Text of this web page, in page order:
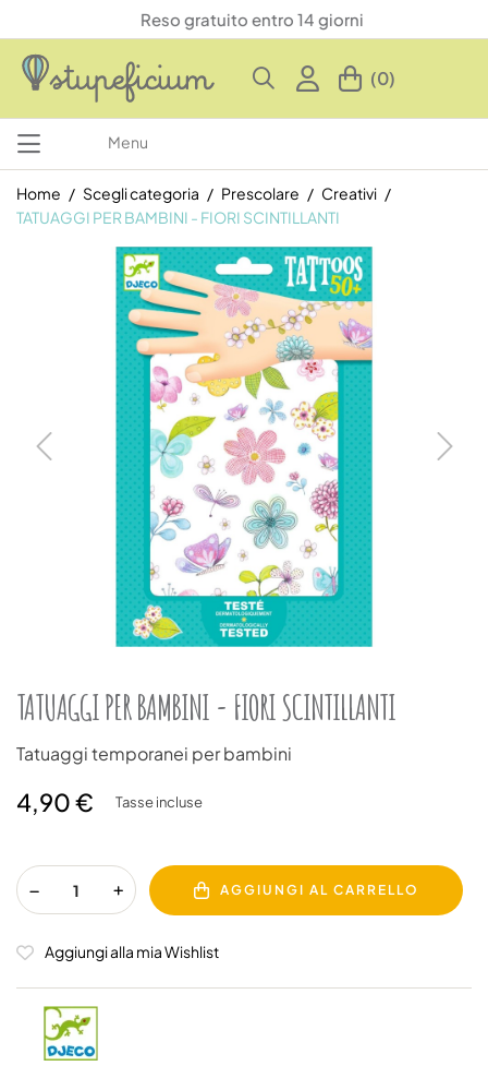
Reso gratuito entro 14 giorni
(0)
Menu
Home Scegli categoria Prescolare
Creativi
TATUAGGI PER BAMBINI - FIORI SCINTILLANTI
TATUAGGI PER BAMBINI - FIORI SCINTILLANTI
Tatuaggi temporanei per bambini
4,90 € Tasse incluse
AGGIUNGI AL CARRELLO
Aggiungi alla mia Wishlist